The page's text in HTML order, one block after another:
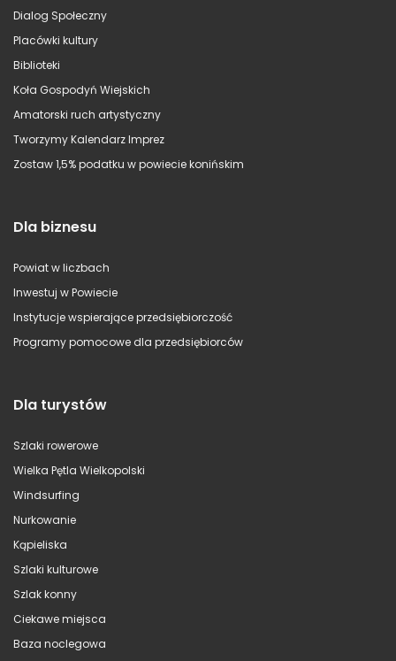
Dialog Społeczny
Placówki kultury
Biblioteki
Koła Gospodyń Wiejskich
Amatorski ruch artystyczny
Tworzymy Kalendarz Imprez
Zostaw 1,5% podatku w powiecie konińskim
Dla biznesu
Powiat w liczbach
Inwestuj w Powiecie
Instytucje wspierające przedsiębiorczość
Programy pomocowe dla przedsiębiorców
Dla turystów
Szlaki rowerowe
Wielka Pętla Wielkopolski
Windsurfing
Nurkowanie
Kąpieliska
Szlaki kulturowe
Szlak konny
Ciekawe miejsca
Baza noclegowa